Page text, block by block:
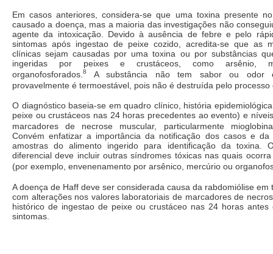
Em casos anteriores, considera-se que uma toxina presente
causado a doença, mas a maioria das investigações não
agente da intoxicação. Devido à ausência de febre e pelo
sintomas após ingestao de peixe cozido, acredita-se que as
clínicas sejam causadas por uma toxina ou por substâncias
ingeridas por peixes e crustáceos, como arsênio,
organofosforados. 8
A substância não tem sabor ou odor
provavelmente é termoestável, pois não é destruída pelo processo
O diagnóstico baseia-se em quadro clínico, história
peixe ou crustáceos nas 24 horas precedentes ao evento) e
marcadores de necrose muscular, particularmente
Convém enfatizar a importância da notificação dos casos e da
amostras do alimento ingerido para identificação da toxina.
diferencial deve incluir outras síndromes tóxicas nas quais
(por exemplo, envenenamento por arsênico, mercúrio ou
A doença de Haff deve ser considerada causa da rabdomiólise em
com alterações nos valores laboratoriais de marcadores de
histórico de ingestao de peixe ou crustáceo nas 24 horas antes
sintomas.